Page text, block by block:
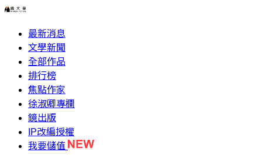
最新消息
文學新聞
全部作品
排行榜
焦點作家
徐淑卿專欄
鏡出版
IP改編授權
我要儲值